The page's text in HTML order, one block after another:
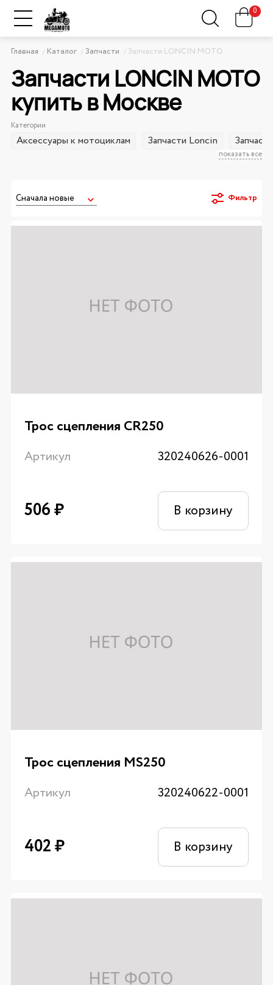
0
Главная Каталог Запчасти Запчасти LONCIN MOTO
Запчасти LONCIN MOTO
купить в Москве
Категории
показать все
Аксессуары к мотоциклам Запчасти Loncin
Фильтр
Трос сцепления CR250
Артикул 320240626-0001
506₽ В корзину
Трос сцепления MS250
Артикул 320240622-0001
402₽ В корзину